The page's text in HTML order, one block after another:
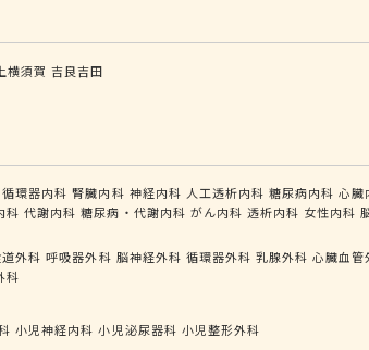
上横須賀 吉良吉田
循環器内科 腎臓内科 神経内科 人工透析内科 糖尿病内科 心臓
科 代謝内科 糖尿病・代謝内科 がん内科 透析内科 女性内科
外科 呼吸器外科 脳神経外科 循環器外科 乳腺外科 心臓血管
科
小児神経内科 小児泌尿器科 小児整形外科